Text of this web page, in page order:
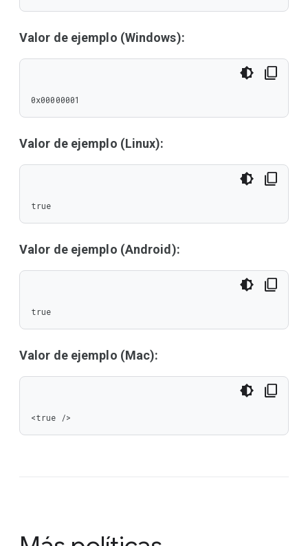
Valor de ejemplo (Windows):
0x00000001
Valor de ejemplo (Linux):
true
Valor de ejemplo (Android):
true
Valor de ejemplo (Mac):
<true />